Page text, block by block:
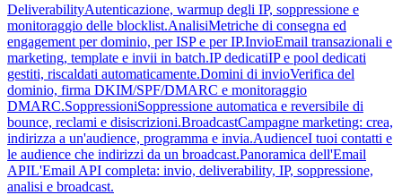
DeliverabilityAutenticazione, warmup degli IP, soppressione e
monitoraggio delle blocklist.AnalisiMetriche di consegna ed
engagement per dominio, per ISP e per IP.InvioEmail transazionali e
marketing, template e invii in batch.IP dedicatiIP e pool dedicati
gestiti, riscaldati automaticamente.Domini di invioVerifica del
dominio, firma DKIM/SPF/DMARC e monitoraggio
DMARC.SoppressioniSoppressione automatica e reversibile di
bounce, reclami e disiscrizioni.BroadcastCampagne marketing: crea,
indirizza a un'audience, programma e invia.AudienceI tuoi contatti e
le audience che indirizzi da un broadcast.Panoramica dell'Email
APIL'Email API completa: invio, deliverability, IP, soppressione,
analisi e broadcast.